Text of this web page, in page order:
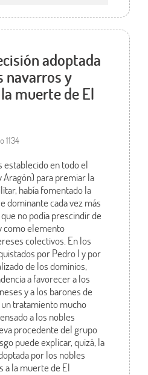
adoptada
navarros y
muerte de El
1134
establecido en todo el
para premiar la
había fomentado la
dominante cada vez más
no podía prescindir de
como elemento
colectivos. En los
por Pedro l y por
de los dominios,
a favorecer a los
y a los barones de
tratamiento mucho
a los nobles
procedente del grupo
puede explicar, quizá, la
por los nobles
a la muerte de El